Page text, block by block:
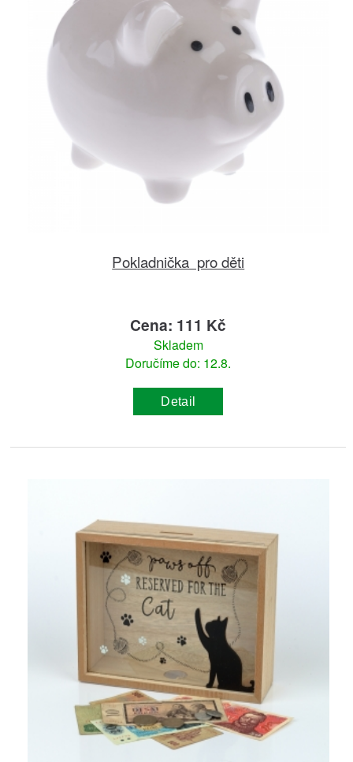
Pokladnička pro děti
Cena: 111 Kč
Skladem
Doručíme do: 12.8.
Detail